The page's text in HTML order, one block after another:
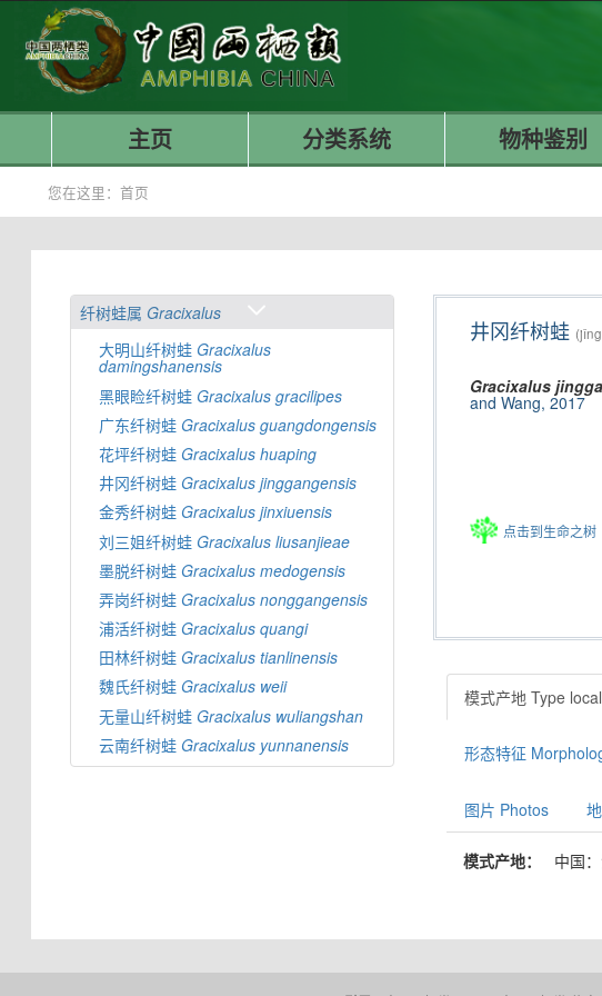
主页 分类系统 物种鉴别
您在这里：首页
纤树蛙属 Gracixalus
大明山纤树蛙Gracixalus
damingshanensis
黑眼睑纤树蛙Gracixalus gracilipes
广东纤树蛙Gracixalus guangdongensis
花坪纤树蛙Gracixalus huaping
井冈纤树蛙Gracixalus jinggangensis
金秀纤树蛙Gracixalus jinxiuensis
刘三姐纤树蛙Gracixalus liusanjieae
墨脱纤树蛙Gracixalus medogensis
弄岗纤树蛙Gracixalus nonggangensis
浦活纤树蛙Gracixalus quangi
田林纤树蛙Gracixalus tianlinensis
魏氏纤树蛙Gracixalus weii
无量山纤树蛙Gracixalus wuliangshan
云南纤树蛙Gracixalus yunnanensis
井冈纤树蛙
Gracixalus
and Wang, 2017
点击到生命之树
模式产地 Type
形态特征
图片 Photos
模式产地：
中国